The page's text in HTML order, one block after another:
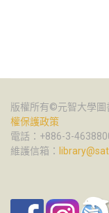
版權所有©元智大學圖
權保護政策
電話：+886-3-
維護信箱：